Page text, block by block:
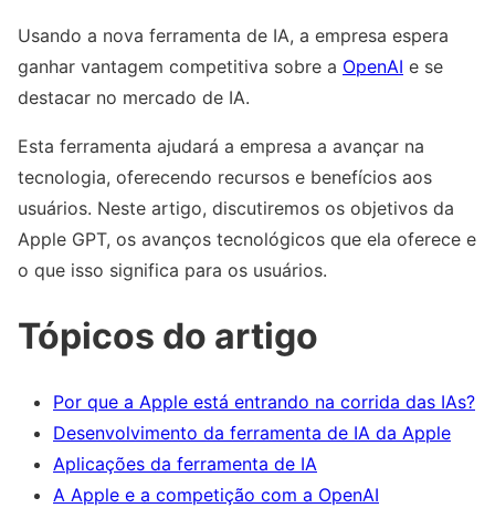
Usando a nova ferramenta de IA, a empresa espera
ganhar vantagem competitiva sobre a OpenAI e se
destacar no mercado de IA.
Esta ferramenta ajudará a empresa a avançar na
tecnologia, oferecendo recursos e benefícios aos
usuários. Neste artigo, discutiremos os objetivos da
Apple GPT, os avanços tecnológicos que ela oferece e
o que isso significa para os usuários.
Tópicos do artigo
Por que a Apple está entrando na corrida das IAs?
Desenvolvimento da ferramenta de IA da Apple
Aplicações da ferramenta de IA
A Apple e a competição com a OpenAI